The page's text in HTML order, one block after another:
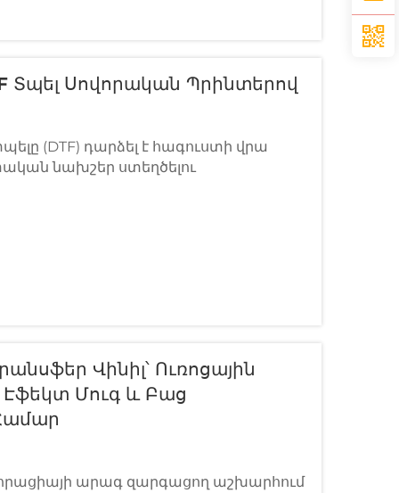
Տպել Սովորական Պրինտերով
(DTF) դարձել է հագուստի վրա
նախշեր ստեղծելու
մեկը: Այն առաջարկում է
կպման հատկություններ և
Վինիլ՝ Ուռոցային
Մուգ ԵՒ Բաց
արագ զարգացող աշխարհում